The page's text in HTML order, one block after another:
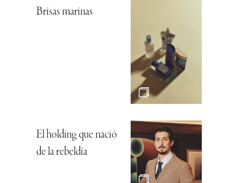
Brisas marinas
El holding que nació
de la rebeldía